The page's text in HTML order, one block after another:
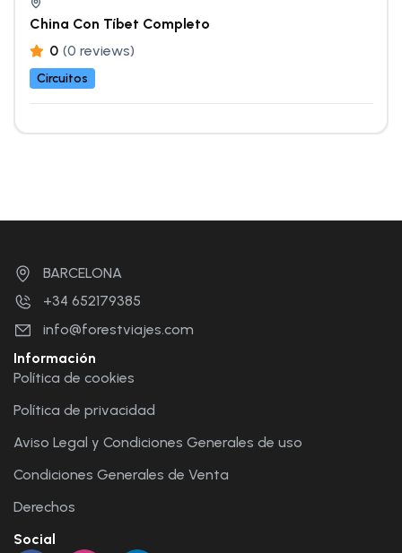
China Con Tíbet Completo
0 (0 reviews)
Circuitos
BARCELONA
+34 652179385
info@forestviajes.com
Información
Política de cookies
Política de privacidad
Aviso Legal y Condiciones Generales de uso
Condiciones Generales de Venta
Derechos
Social